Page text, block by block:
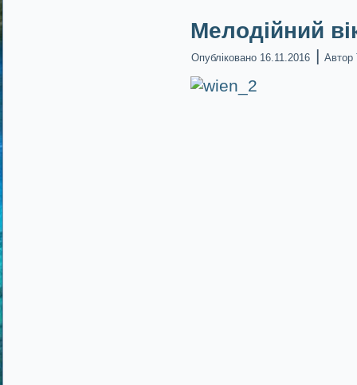
Мелодійний
Опубліковано 16.11.2016 | Автор